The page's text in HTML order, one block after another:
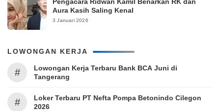
Aura Kasih Saling Kenal
3 Januari 2026
LOWONGAN KERJA
#
Lowongan Kerja Terbaru Bank BCA Juni di
Tangerang
#
Loker Terbaru PT Nefta Pompa Betonindo Cilegon
2026